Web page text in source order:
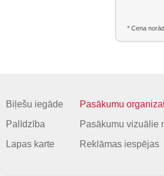
* Cena
Biļešu iegāde
Palīdzība
Lapas karte
Pasākumu
Pasākumu vizuālie
Reklāmas iespējas